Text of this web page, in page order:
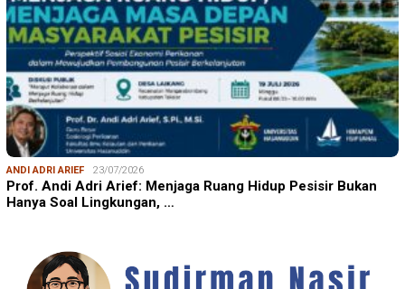
ANDI ADRI ARIEF 23/07/2026
Prof. Andi Adri Arief: Menjaga Ruang Hidup Pesisir Bukan
Hanya Soal Lingkungan, …